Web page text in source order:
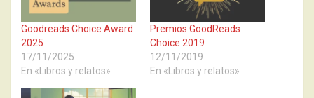
Goodreads Choice Award
2025
17/11/2025
En «Libros y relatos»
Premios GoodReads
Choice 2019
12/11/2019
En «Libros y relatos»